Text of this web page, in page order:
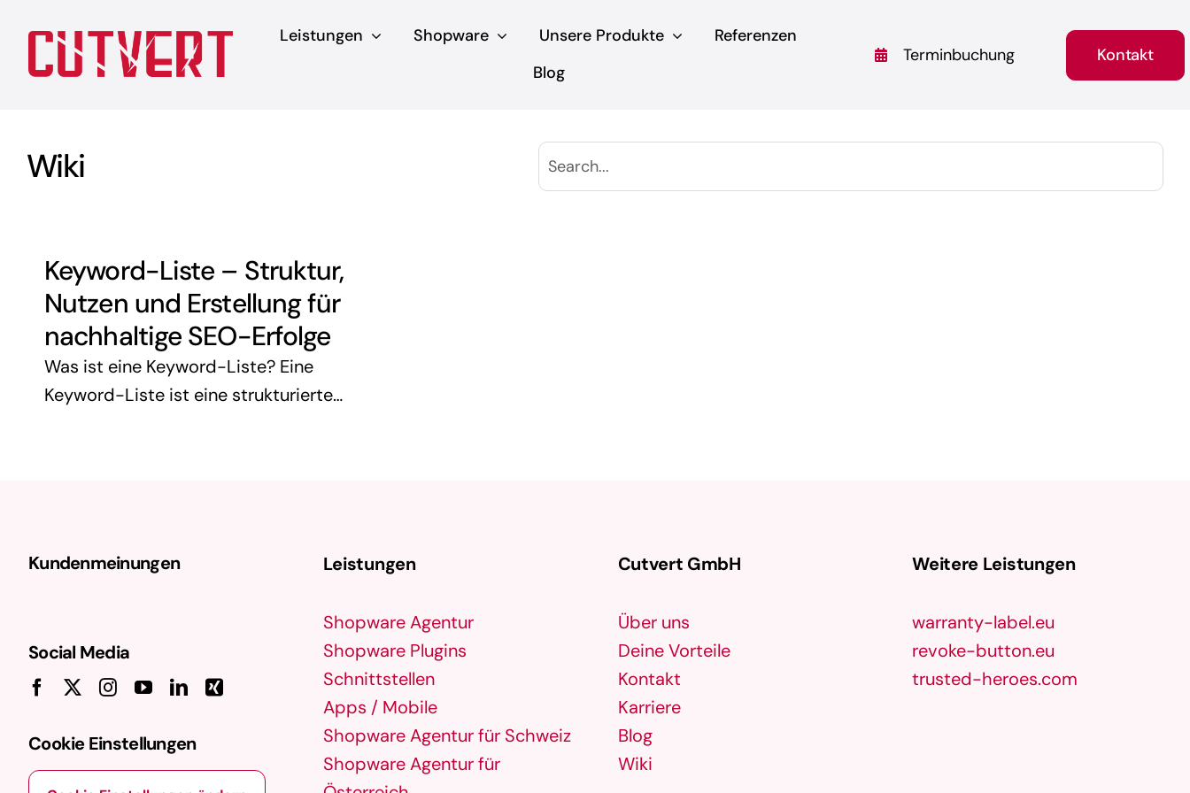
Inhalt
springen
Leistungen Shopware Unsere Produkte
Referenzen
Blog
Terminbuchung Kontakt
Wiki
Keyword-Liste – Struktur,
Nutzen und Erstellung für
nachhaltige SEO-Erfolge
Was ist eine Keyword-Liste? Eine
Keyword-Liste ist eine strukturierte
Kundenmeinungen
Social Media
Cookie Einstellungen
Leistungen
Shopware Agentur
Shopware Plugins
Schnittstellen
Apps / Mobile
Shopware Agentur für Schweiz
Shopware Agentur für
Cutvert GmbH
Über uns
Deine Vorteile
Kontakt
Karriere
Blog
Wiki
Weitere Leistungen
warranty-label.eu
revoke-button.eu
trusted-heroes.com